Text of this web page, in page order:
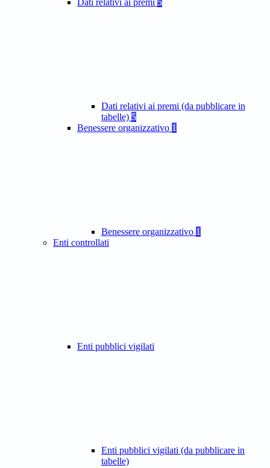
Dati relativi ai premi 5
Dati relativi ai premi (da pubblicare in
tabelle) 5
Benessere organizzativo 1
Benessere organizzativo 1
Enti controllati
Enti pubblici vigilati
Enti pubblici vigilati (da pubblicare in
tabelle)